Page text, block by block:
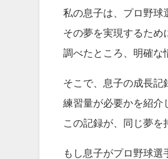
私の息子は、プロ野球
その夢を実現するため
調べたところ、明確な
そこで、息子の成長記
練習量が必要かを紹介
この記録が、同じ夢を
もし息子がプロ野球